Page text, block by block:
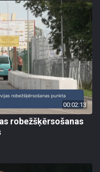
00:02:13
robežšķērsošanas